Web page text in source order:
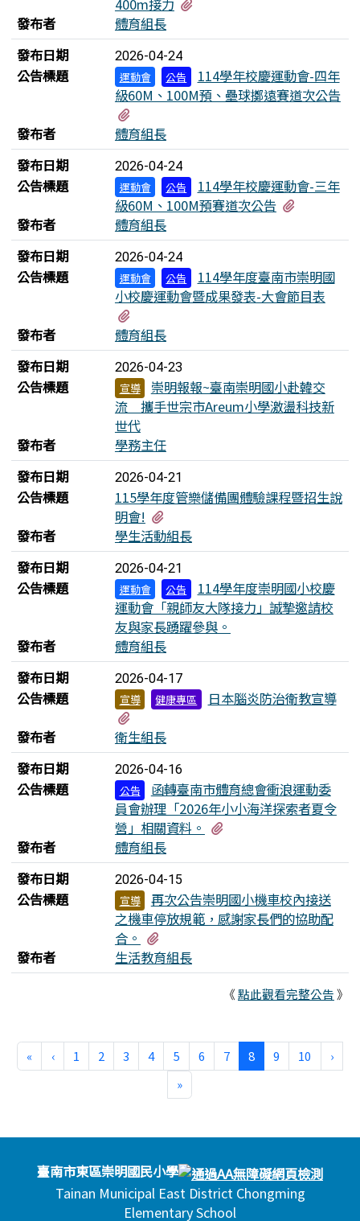
400m接力
發布者
體育組長
發布日期
2026-04-24
公告標題 運動會 公告
114學年校慶運動會-四年
級60M、100M預、壘球擲遠賽道次公告
發布者
體育組長
發布日期
2026-04-24
公告標題 運動會 公告
114學年校慶運動會-三年
級60M、100M預賽道次公告
發布者
體育組長
發布日期
2026-04-24
公告標題 運動會 公告
114學年度臺南市崇明國
小校慶運動會暨成果發表-大會節目表
發布者
體育組長
發布日期
2026-04-23
公告標題 宣導
崇明報報~臺南崇明國小赴韓交
流 攜手世宗市Areum小學激盪科技新
世代
發布者
學務主任
發布日期
2026-04-21
公告標題
115學年度管樂儲備團體驗課程暨招生說
明會!
發布者
學生活動組長
發布日期
2026-04-21
公告標題 運動會 公告
114學年度崇明國小校慶
運動會「親師友大隊接力」誠摯邀請校
友與家長踴躍參與。
發布者
體育組長
發布日期
2026-04-17
公告標題 宣導 健康專區
日本腦炎防治衛教宣導
發布者
衛生組長
發布日期
2026-04-16
公告標題 公告
函轉臺南市體育總會衝浪運動委
員會辦理「2026年小小海洋探索者夏令
營」相關資料。
發布者
體育組長
發布日期
2026-04-15
公告標題 宣導
再次公告崇明國小機車校內接送
之機車停放規範，感謝家長們的協助配
合。
發布者
生活教育組長
《點此觀看完整公告》
«第一頁
‹上一頁
1 2 3 4 5 6 7 8(目前頁次)
9 10 ›下一
»最後頁
頁尾區域內容
臺南市東區崇明國民小學
Tainan Municipal East District Chongming
Elementary School